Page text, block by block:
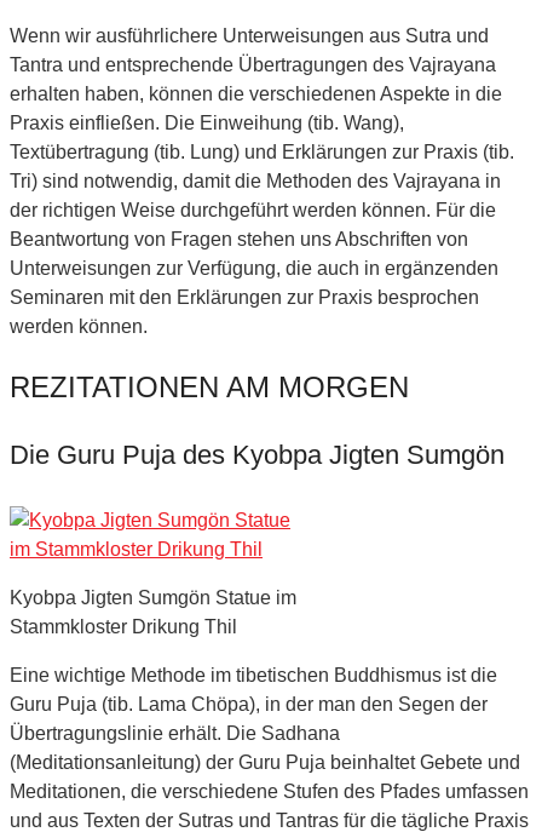
Wenn wir ausführlichere Unterweisungen aus Sutra und
Tantra und entsprechende Übertragungen des Vajrayana
erhalten haben, können die verschiedenen Aspekte in die
Praxis einfließen. Die Einweihung (tib. Wang),
Textübertragung (tib. Lung) und Erklärungen zur Praxis (tib.
Tri) sind notwendig, damit die Methoden des Vajrayana in
der richtigen Weise durchgeführt werden können. Für die
Beantwortung von Fragen stehen uns Abschriften von
Unterweisungen zur Verfügung, die auch in ergänzenden
Seminaren mit den Erklärungen zur Praxis besprochen
werden können.
REZITATIONEN AM MORGEN
Die Guru Puja des Kyobpa Jigten Sumgön
Kyobpa Jigten Sumgön Statue im
Stammkloster Drikung Thil
Eine wichtige Methode im tibetischen Buddhismus ist die
Guru Puja (tib. Lama Chöpa), in der man den Segen der
Übertragungslinie erhält. Die Sadhana
(Meditationsanleitung) der Guru Puja beinhaltet Gebete und
Meditationen, die verschiedene Stufen des Pfades umfassen
und aus Texten der Sutras und Tantras für die tägliche Praxis